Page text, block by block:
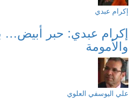
إكرام عبدي
إكرام عبدي: حبر أبيض…
والأمومة
علي اليوسفي العلوي